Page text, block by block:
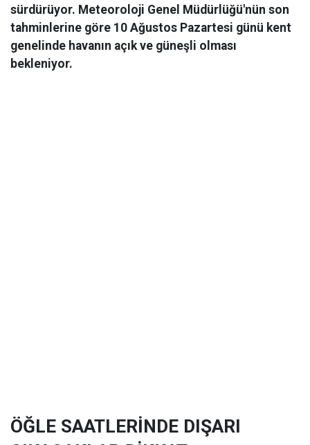
sürdürüyor. Meteoroloji Genel Müdürlüğü'nün son
tahminlerine göre 10 Ağustos Pazartesi günü kent
genelinde havanın açık ve güneşli olması
bekleniyor.
ÖĞLE SAATLERİNDE DIŞARI